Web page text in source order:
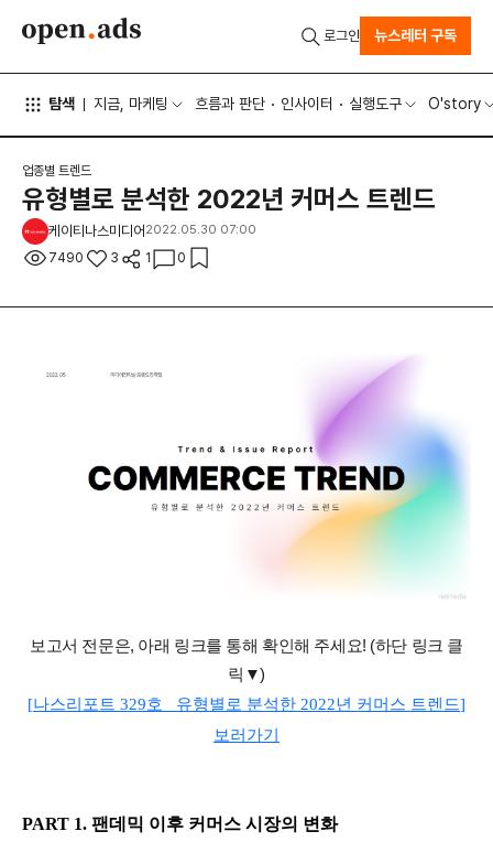
탐색 지금, 마케팅 흐름과 판단 인사이터 실행도구 O'story
로그인 뉴스레터 구독
업종별 트렌드
유형별로 분석한 2022년 커머스 트렌드
케이티나스미디어 2022.05.30 07:00
7490 3 1 0
보고서 전문은, 아래 링크를 통해 확인해 주세요! (하단 링크 클
릭▼)
[나스리포트 329호 유형별로 분석한 2022년 커머스 트렌드]
보러가기
PART 1. 팬데믹 이후 커머스 시장의 변화